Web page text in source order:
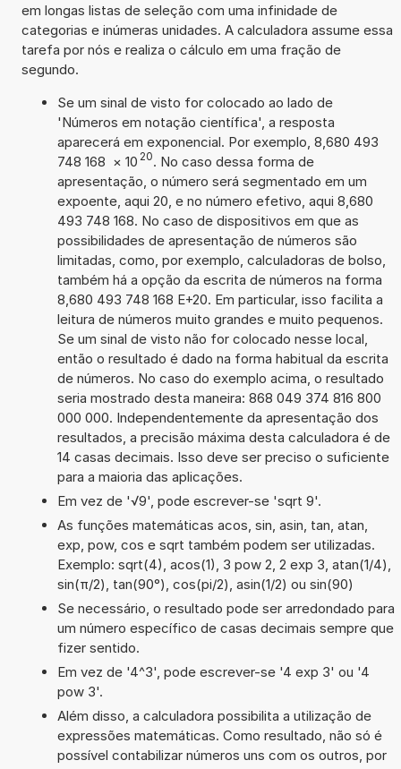
em longas listas de seleção com uma infinidade de
categorias e inúmeras unidades. A calculadora assume essa
tarefa por nós e realiza o cálculo em uma fração de
segundo.
Se um sinal de visto for colocado ao lado de
'Números em notação científica', a resposta
aparecerá em exponencial. Por exemplo, 8,680 493
748 168 × 10 20. No caso dessa forma de
apresentação, o número será segmentado em um
expoente, aqui 20, e no número efetivo, aqui 8,680
493 748 168. No caso de dispositivos em que as
possibilidades de apresentação de números são
limitadas, como, por exemplo, calculadoras de bolso,
também há a opção da escrita de números na forma
8,680 493 748 168 E+20. Em particular, isso facilita a
leitura de números muito grandes e muito pequenos.
Se um sinal de visto não for colocado nesse local,
então o resultado é dado na forma habitual da escrita
de números. No caso do exemplo acima, o resultado
seria mostrado desta maneira: 868 049 374 816 800
000 000. Independentemente da apresentação dos
resultados, a precisão máxima desta calculadora é de
14 casas decimais. Isso deve ser preciso o suficiente
para a maioria das aplicações.
Em vez de '√9', pode escrever-se 'sqrt 9'.
As funções matemáticas acos, sin, asin, tan, atan,
exp, pow, cos e sqrt também podem ser utilizadas.
Exemplo: sqrt(4), acos(1), 3 pow 2, 2 exp 3, atan(1/4),
sin(π/2), tan(90°), cos(pi/2), asin(1/2) ou sin(90)
Se necessário, o resultado pode ser arredondado para
um número específico de casas decimais sempre que
fizer sentido.
Em vez de '4^3', pode escrever-se '4 exp 3' ou '4
pow 3'.
Além disso, a calculadora possibilita a utilização de
expressões matemáticas. Como resultado, não só é
possível contabilizar números uns com os outros, por